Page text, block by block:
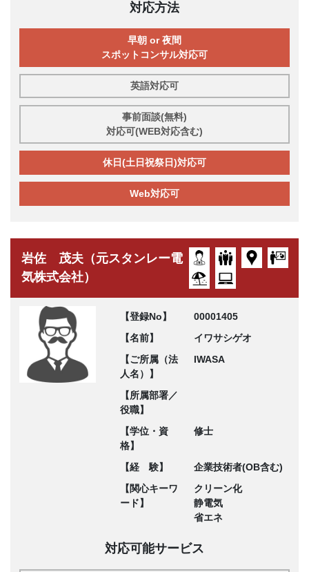
対応方法
早朝 or 夜間
スポットコンサル対応可
英語対応可
事前面談(無料)
対応可(WEB対応含む)
休日(土日祝祭日)対応可
Web対応可
岩佐 茂夫（元スタンレー電
気株式会社）
【登録No】
00001405
【名前】
イワサシゲオ
【ご所属（法
人名）】
IWASA
【所属部署／
役職】
【学位・資
格】
修士
【経 験】
企業技術者(OB含む)
【関心キーワ
ード】
クリーン化
静電気
省エネ
対応可能サービス